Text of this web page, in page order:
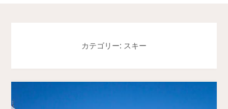
カテゴリー: スキー